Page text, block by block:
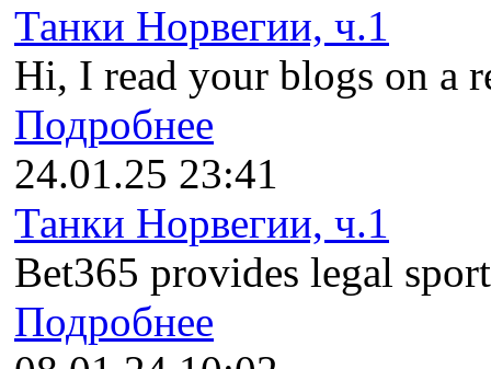
Танки Норвегии, ч.1
Hi, I read your blogs on a
Подробнее
24.01.25 23:41
Танки Норвегии, ч.1
Bet365 provides legal
Подробнее